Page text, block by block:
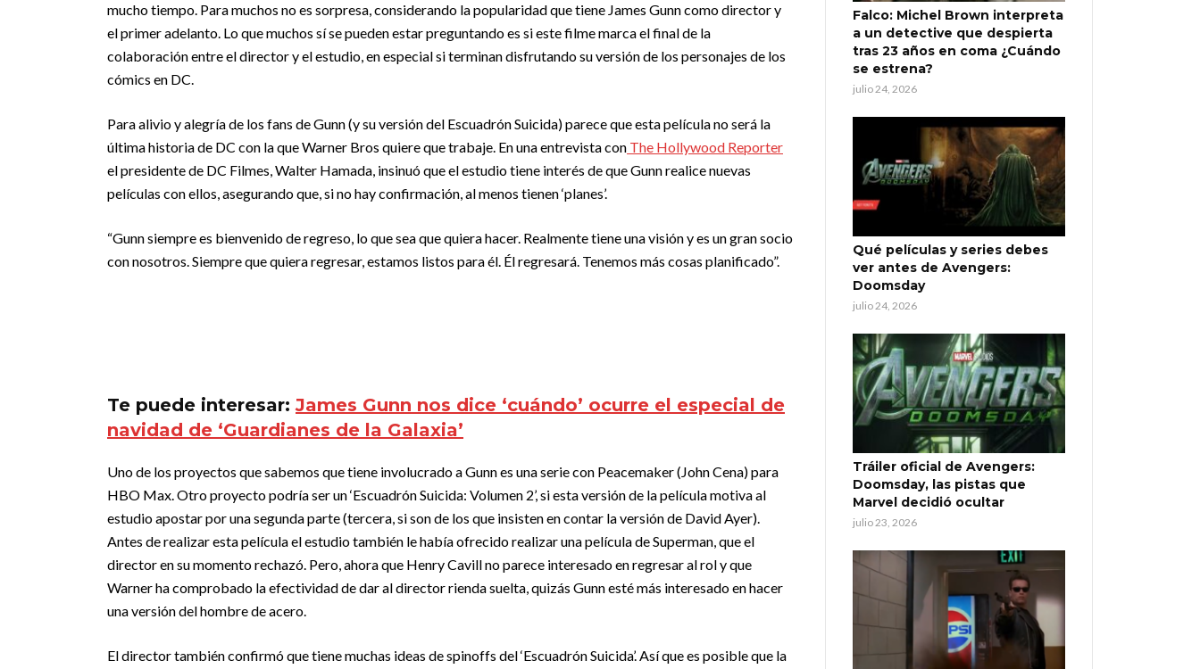
mucho tiempo. Para muchos no es sorpresa, considerando la popularidad que tiene James Gunn como director y
el primer adelanto. Lo que muchos sí se pueden estar preguntando es si este filme marca el final de la
colaboración entre el director y el estudio, en especial si terminan disfrutando su versión de los personajes de los
cómics en DC.
Para alivio y alegría de los fans de Gunn (y su versión del Escuadrón Suicida) parece que esta película no será la
última historia de DC con la que Warner Bros quiere que trabaje. En una entrevista con The Hollywood Reporter
el presidente de DC Filmes, Walter Hamada, insinuó que el estudio tiene interés de que Gunn realice nuevas
películas con ellos, asegurando que, si no hay confirmación, al menos tienen ‘planes’.
“Gunn siempre es bienvenido de regreso, lo que sea que quiera hacer. Realmente tiene una visión y es un gran socio
con nosotros. Siempre que quiera regresar, estamos listos para él. Él regresará. Tenemos más cosas planificado”.
Te puede interesar:James Gunn nos dice ‘cuándo’ ocurre el especial de
navidad de ‘Guardianes de la Galaxia’
Uno de los proyectos que sabemos que tiene involucrado a Gunn es una serie con Peacemaker (John Cena) para
HBO Max. Otro proyecto podría ser un ‘Escuadrón Suicida: Volumen 2’, si esta versión de la película motiva al
estudio apostar por una segunda parte (tercera, si son de los que insisten en contar la versión de David Ayer).
Antes de realizar esta película el estudio también le había ofrecido realizar una película de Superman, que el
director en su momento rechazó. Pero, ahora que Henry Cavill no parece interesado en regresar al rol y que
Warner ha comprobado la efectividad de dar al director rienda suelta, quizás Gunn esté más interesado en hacer
una versión del hombre de acero.
El director también confirmó que tiene muchas ideas de spinoffs del ‘Escuadrón Suicida’. Así que es posible que la
Falco: Michel Brown interpreta
a un detective que despierta
tras 23 años en coma ¿Cuándo
se estrena?
julio 24, 2026
Qué películas y series debes
ver antes de Avengers:
Doomsday
julio 24, 2026
Tráiler oficial de Avengers:
Doomsday, las pistas que
Marvel decidió ocultar
julio 23, 2026